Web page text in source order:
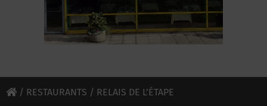
/ RESTAURANTS / RELAIS DE L’ÉTAPE